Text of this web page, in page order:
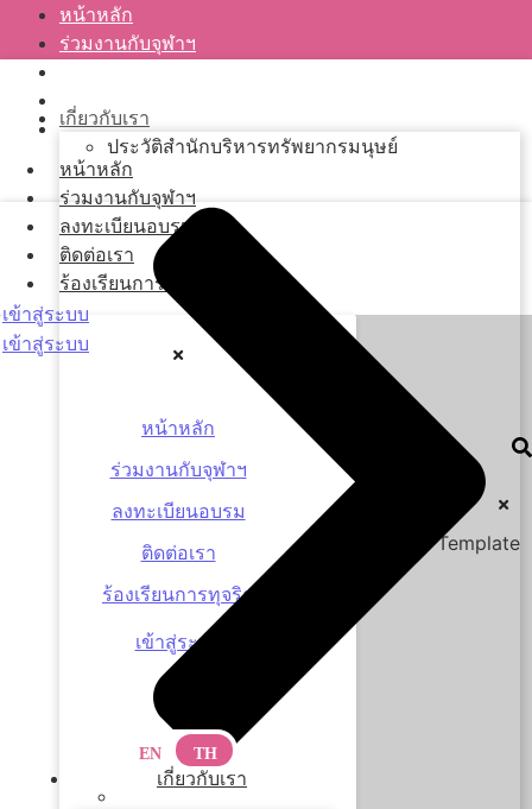
หน้าหลัก
ร่วมงานกับจุฬาฯ
ติดต่อเรา
ร้องเรียนการทุจริต
หน้าหลัก
ร่วมงานกับจุฬาฯ
ลงทะเบียนอบรม
ติดต่อเรา
ร้องเรียนการทุจริต
เข้าสู่ระบบ
เข้าสู่ระบบ
Edit Template
เกี่ยวกับเรา
ประวัติสำนักบริหารทรัพยากรมนุษย์
หน้าหลัก
ร่วมงานกับจุฬาฯ
ลงทะเบียนอบรม
ติดต่อเรา
ร้องเรียนการทุจริต
เข้าสู่ระบบ
EN TH
เกี่ยวกับเรา